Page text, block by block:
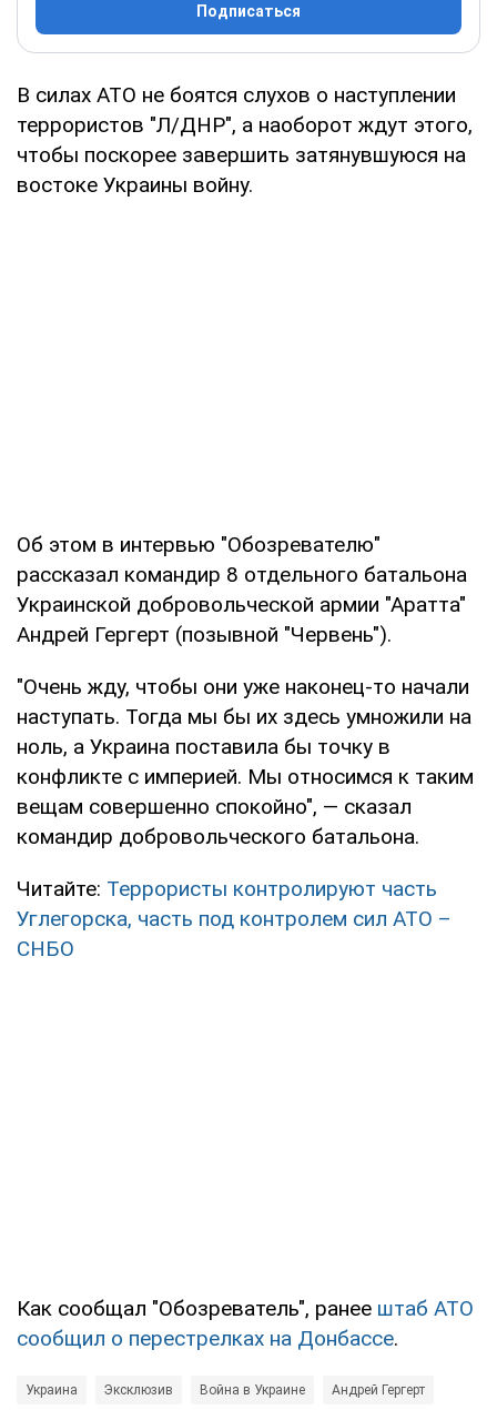
Подписаться
В силах АТО не боятся слухов о наступлении
террористов "Л/ДНР", а наоборот ждут этого,
чтобы поскорее завершить затянувшуюся на
востоке Украины войну.
Об этом в интервью "Обозревателю"
рассказал командир 8 отдельного батальона
Украинской добровольческой армии "Аратта"
Андрей Гергерт (позывной "Червень").
"Очень жду, чтобы они уже наконец-то начали
наступать. Тогда мы бы их здесь умножили на
ноль, а Украина поставила бы точку в
конфликте с империей. Мы относимся к таким
вещам совершенно спокойно", — сказал
командир добровольческого батальона.
Читайте: Террористы контролируют часть
Углегорска, часть под контролем сил АТО –
СНБО
Как сообщал "Обозреватель", ранее штаб АТО
сообщил о перестрелках на Донбассе.
Украина Эксклюзив Война в Украине Андрей Гергерт